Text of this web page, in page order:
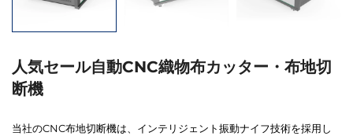
人気セール自動CNC織物布カッター・布地切
断機
当社のCNC布地切断機は、インテリジェント振動ナイフ技術を採用し